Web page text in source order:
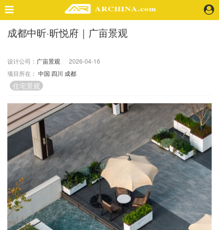
精选案例
景 观
室 内
视 频
头条资讯
业 界
机 构
人 物
地 产
快速搜索
企业招聘
成都中昕·昕悦府｜广亩景观
设计公司： 广亩景观
2026-04-16
项目所在： 中国 四川 成都
住宅景观